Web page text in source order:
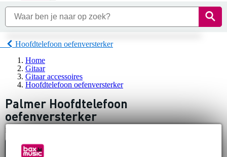
Hoofdtelefoon oefenversterker
Home
Gitaar
Gitaar accessoires
Hoofdtelefoon oefenversterker
Palmer Hoofdtelefoon
oefenversterker
Er is
Top-10